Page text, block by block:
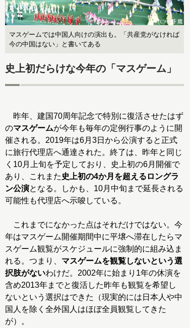
マスゲームでは中国人向けの演出も。「共産党がなければ
今の中国はない」と書いてある
史上初だらけな今年の「マスゲーム」
昨年、建国70周年記念で特別に復活させたはず
のマスゲームが今年も毎年の定例行事のように開
催される。2019年は6月3日から公演すると正式
に旅行代理店へ通達された。終了は、昨年と同じ
く10月上旬を予定しており、史上初の6月開催で
あり、これまた 史上初の4か月を超えるロングラ
ン公演となる。しかも、10月中旬まで延長される
可能性も代理店へ示唆している。
これまでになかった点はそれだけではない。今
年はマスゲーム開催期間中に平壌へ滞在したらマ
スゲーム観覧がスケジュールに強制的に組み込ま
れる。つまり、 マスゲームを観覧しないという選
択肢がないわけだ。2002年に始まり1年の休演を
含め2013年までと復活した昨年も観覧を希望し
ないという選択はできた（現実的には日本人や中
国人を除く全外国人はほぼ全員観覧してきた
が）。